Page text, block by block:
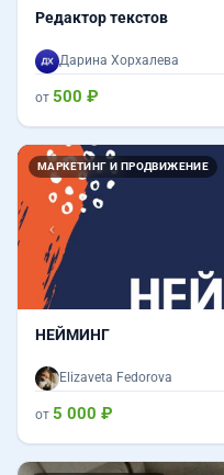
Редактор текстов
Дарина Хорхалева
от 500 ₽
МАРКЕТИНГ И ПРОДВИЖЕНИЕ
Назад
НЕЙМИНГ
Elizaveta Fedorova
от 5 000 ₽